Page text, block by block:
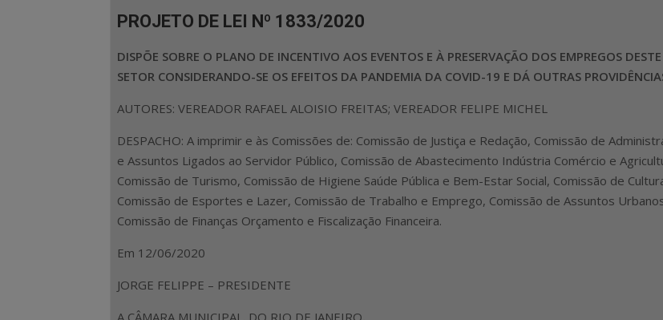
PROJETO DE LEI Nº 1833/2020
DISPÕE SOBRE O PLANO DE INCENTIVO AOS EVENTOS E À PRESERVAÇÃO DOS EMPREGOS DESTE
SETOR CONSIDERANDO-SE OS EFEITOS DA PANDEMIA DA COVID-19 E DÁ OUTRAS
AUTORES: VEREADOR RAFAEL ALOISIO FREITAS; VEREADOR FELIPE MICHEL
DESPACHO: A imprimir e às Comissões de: Comissão de Justiça e Redação, Comissão de
e Assuntos Ligados ao Servidor Público, Comissão de Abastecimento Indústria Comércio e
Comissão de Turismo, Comissão de Higiene Saúde Pública e Bem-Estar Social, Comissão de
Comissão de Esportes e Lazer, Comissão de Trabalho e Emprego, Comissão de Assuntos
Comissão de Finanças Orçamento e Fiscalização Financeira.
Em 12/06/2020
JORGE FELIPPE – PRESIDENTE
A CÂMARA MUNICIPAL. DO RIO DE JANEIRO,